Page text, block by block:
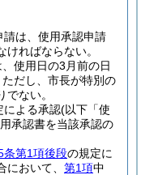
請は、使用承認申請
ればならない。
使用日の3月前の日
ただし、市長が特別の
ない。
による承認(以下「使
承認書を当該承認の
条第1項後段の規定に
において、 第1項中